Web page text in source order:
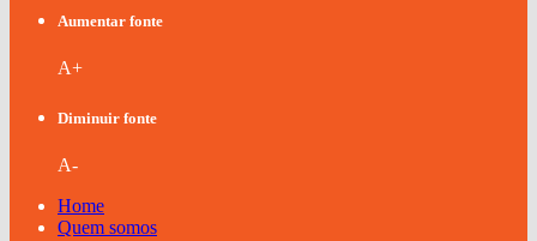
Aumentar fonte
A+
Diminuir fonte
A-
Home
Quem somos